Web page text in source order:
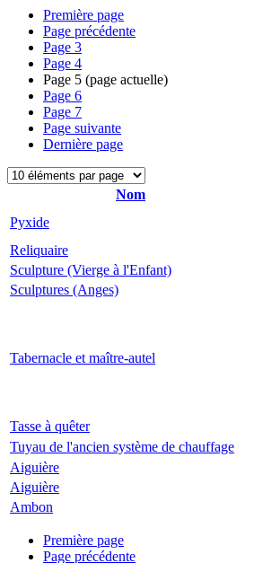
Première page
Page précédente
Page 3
Page 4
Page 5 (page actuelle)
Page 6
Page 7
Page suivante
Dernière page
Nom
Pyxide
Reliquaire
Sculpture (Vierge à l'Enfant)
Sculptures (Anges)
Tabernacle et maître-autel
Tasse à quêter
Tuyau de l'ancien système de chauffage
Aiguière
Aiguière
Ambon
Première page
Page précédente